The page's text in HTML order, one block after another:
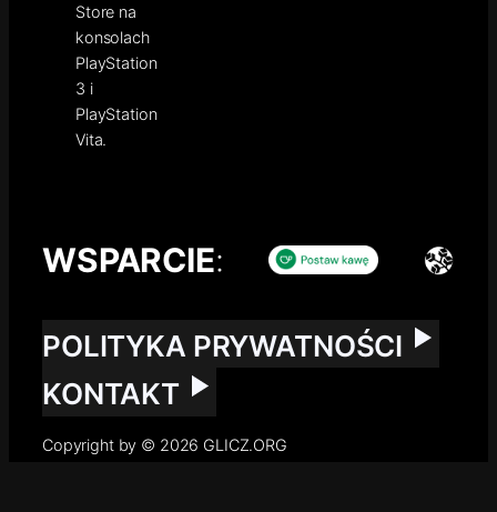
Store na
konsolach
PlayStation
3 i
PlayStation
Vita.
WSPARCIE:
POLITYKA PRYWATNOŚCI
KONTAKT
Copyright by © 2026 GLICZ.ORG